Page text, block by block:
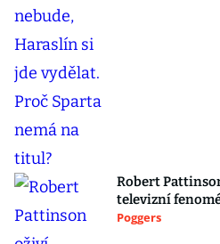
Robert
televizní
Poggers